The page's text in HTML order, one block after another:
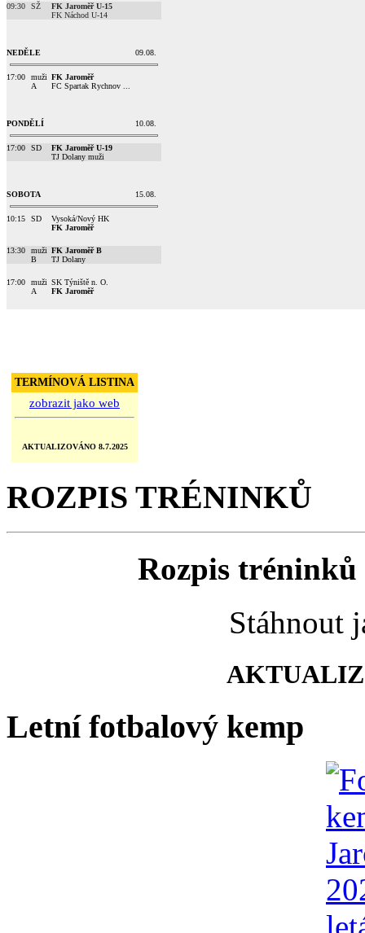
09:30 SŽ
FK Jaroměř U-15
FK Náchod U-14
NEDĚLE 09.08.
17:00
muži
A
FK Jaroměř
FC Spartak Rychnov ...
PONDĚLÍ 10.08.
17:00 SD
FK Jaroměř U-19
TJ Dolany muži
SOBOTA 15.08.
10:15 SD
Vysoká/Nový HK
FK Jaroměř
13:30
muži
B
FK Jaroměř B
TJ Dolany
17:00
muži
A
SK Týniště n. O.
FK Jaroměř
TERMÍNOVÁ LISTINA
zobrazit jako web
AKTUALIZOVÁNO 8.7.2025
ROZPIS TRÉNINKŮ
Rozpis tréninků
Stáhnout
Letní fotbalový kemp